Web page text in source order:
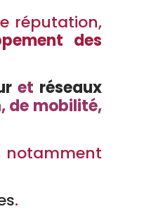
réputation,
des
et réseaux
de mobilité,
notamment
.